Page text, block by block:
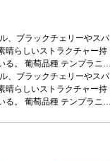
、ブラックチェリーやスパ
晴らしいストラクチャー持
る。 葡萄品種 テンプラニ
あり価格が同様の場合は
さい。
、ブラックチェリーやスパ
晴らしいストラクチャー持
る。 葡萄品種 テンプラニ